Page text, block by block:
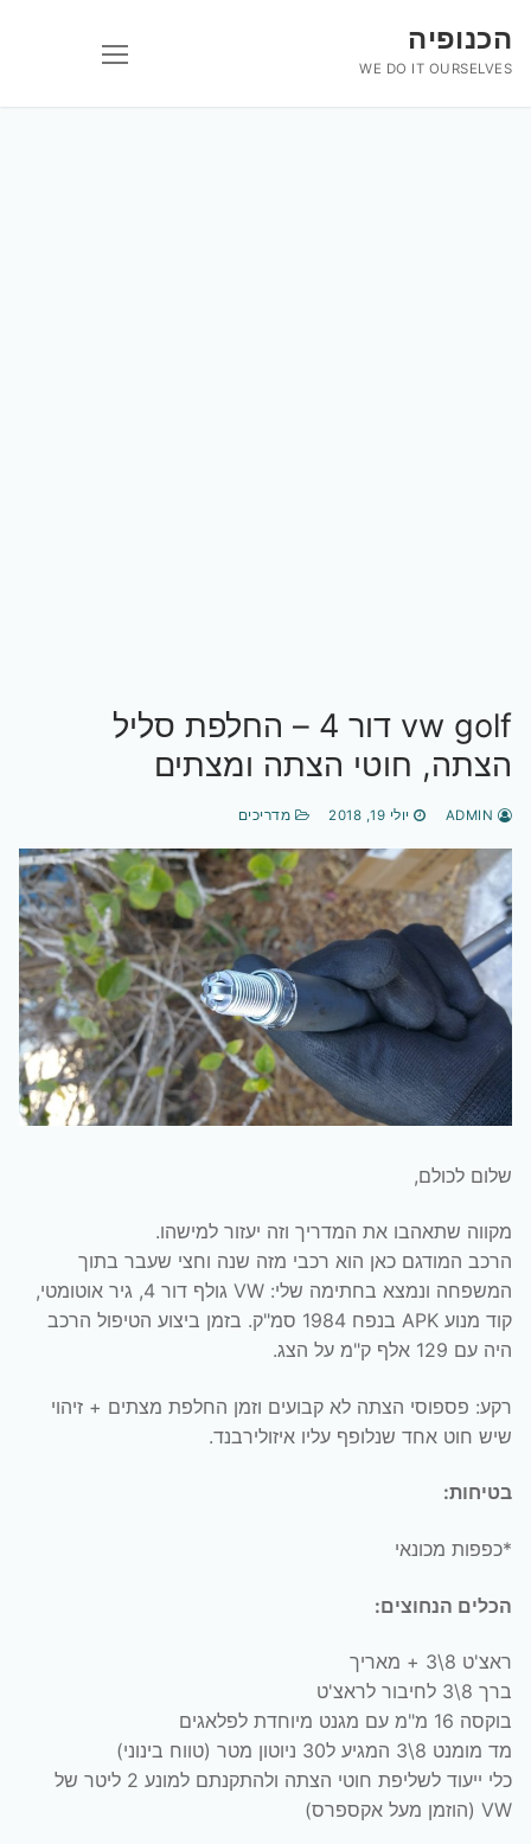
לתוכןהכנופיה
WE DO IT OURSELVES
vw golf דור 4 – החלפת סליל
הצתה, חוטי הצתה ומצתים
יולי 19, 2018 מדריכים
שלום לכולם,
מקווה שתאהבו את המדריך וזה יעזור למישהו.
הרכב המודגם כאן הוא רכבי מזה שנה וחצי שעבר בתוך
המשפחה ונמצא בחתימה שלי: VW גולף דור 4, גיר אוטומטי,
קוד מנוע APK בנפח 1984 סמ"ק. בזמן ביצוע הטיפול הרכב
היה עם 129 אלף ק"מ על הצג.
רקע: פספוסי הצתה לא קבועים וזמן החלפת מצתים + זיהוי
שיש חוט אחד שנלופף עליו איזולירבנד.
בטיחות:
*כפפות מכונאי
הכלים הנחוצים:
ראצ'ט 8\3 + מאריך
ברך 8\3 לחיבור לראצ'ט
בוקסה 16 מ"מ עם מגנט מיוחדת לפלאגים
מד מומנט 8\3 המגיע ל30 ניוטון מטר (טווח בינוני)
כלי ייעוד לשליפת חוטי הצתה ולהתקנתם למונע 2 ליטר של
VW (הוזמן מעל אקספרס)